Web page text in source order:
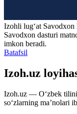
Izohli lugʻat Savodxon
Savodxon dasturi
imkon beradi.
Batafsil
Izoh.uz
Izoh.uz — O‘zbek
so‘zlarning ma’nolari